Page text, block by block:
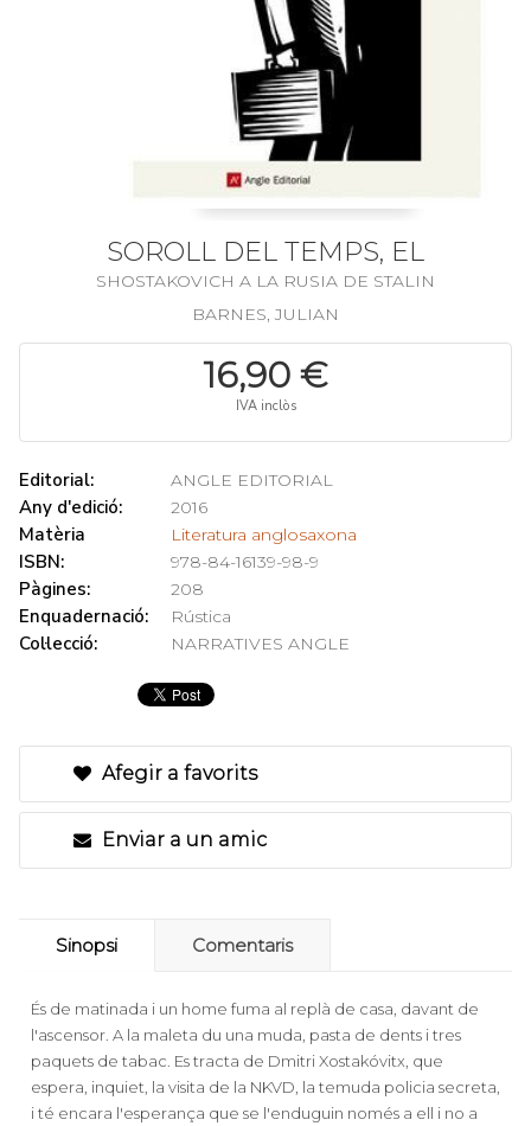
SOROLL DEL TEMPS, EL
SHOSTAKOVICH A LA RUSIA DE STALIN
BARNES, JULIAN
16,90 €
IVA inclòs
Editorial: ANGLE EDITORIAL
Any d'edició: 2016
Matèria Literatura anglosaxona
ISBN: 978-84-16139-98-9
Pàgines: 208
Enquadernació: Rústica
Col·lecció: NARRATIVES ANGLE
Afegir a favorits
Enviar a un amic
Sinopsi Comentaris
És de matinada i un home fuma al replà de casa, davant de
l'ascensor. A la maleta du una muda, pasta de dents i tres
paquets de tabac. Es tracta de Dmitri Xostakóvitx, que
espera, inquiet, la visita de la NKVD, la temuda policia secreta,
i té encara l'esperança que se l'enduguin només a ell i no a